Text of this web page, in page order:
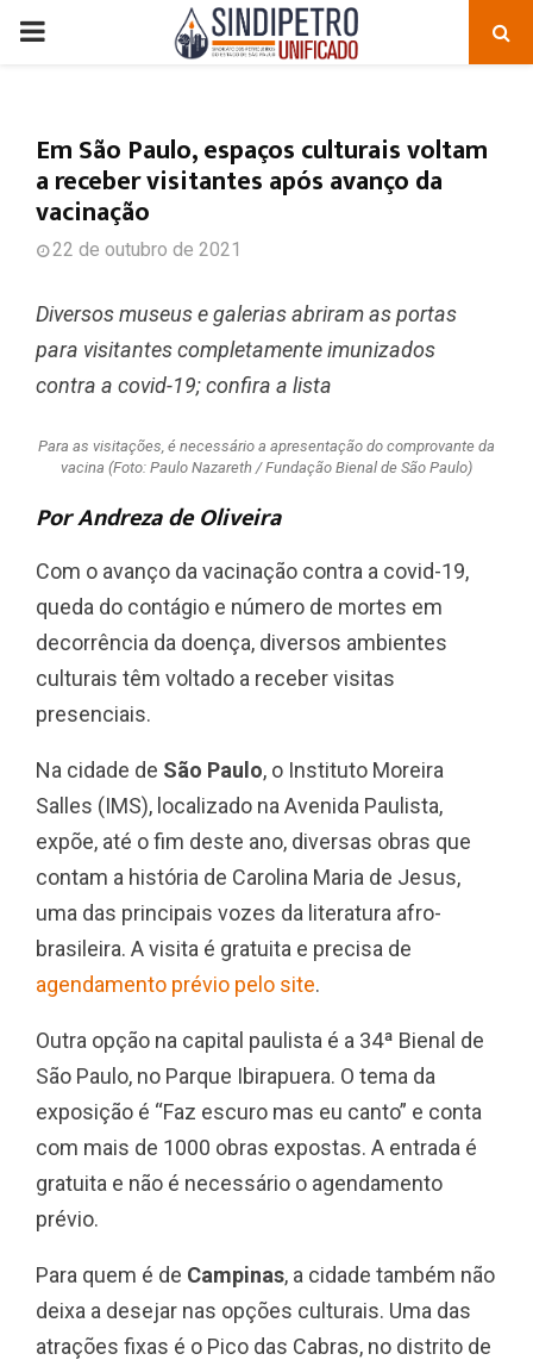
PRIMARY
Em São Paulo, espaços culturais voltam
a receber visitantes após avanço da
vacinação
22 de outubro de 2021
Diversos museus e galerias abriram as portas
para visitantes completamente imunizados
contra a covid-19; confira a lista
Para as visitações, é necessário a apresentação do comprovante da
vacina (Foto: Paulo Nazareth / Fundação Bienal de São Paulo)
Por Andreza de Oliveira
Com o avanço da vacinação contra a covid-19,
queda do contágio e número de mortes em
decorrência da doença, diversos ambientes
culturais têm voltado a receber visitas
presenciais.
Na cidade de São Paulo, o Instituto Moreira
Salles (IMS), localizado na Avenida Paulista,
expõe, até o fim deste ano, diversas obras que
contam a história de Carolina Maria de Jesus,
uma das principais vozes da literatura afro-
brasileira. A visita é gratuita e precisa de
agendamento prévio pelo site.
Outra opção na capital paulista é a 34ª Bienal de
São Paulo, no Parque Ibirapuera. O tema da
exposição é “Faz escuro mas eu canto” e conta
com mais de 1000 obras expostas. A entrada é
gratuita e não é necessário o agendamento
prévio.
Para quem é de Campinas, a cidade também não
deixa a desejar nas opções culturais. Uma das
atrações fixas é o Pico das Cabras, no distrito de